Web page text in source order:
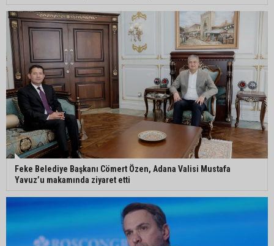
Kozan’da üreticilere yangın ve anız uyarısı
Ceyhan’da yağlık ayçiçeği hasadı başladı
Feke Belediye Başkanı Cömert Özen, Adana Valisi Mustafa
Yavuz’u makamında ziyaret etti